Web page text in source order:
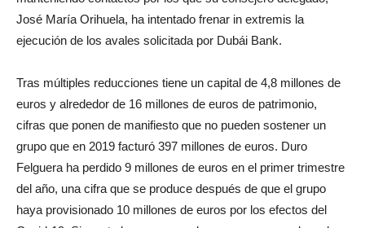
José María Orihuela, ha intentado frenar in extremis la
ejecución de los avales solicitada por Dubái Bank.
Tras múltiples reducciones tiene un capital de 4,8 millones de
euros y alrededor de 16 millones de euros de patrimonio,
cifras que ponen de manifiesto que no pueden sostener un
grupo que en 2019 facturó 397 millones de euros. Duro
Felguera ha perdido 9 millones de euros en el primer trimestre
del año, una cifra que se produce después de que el grupo
haya provisionado 10 millones de euros por los efectos del